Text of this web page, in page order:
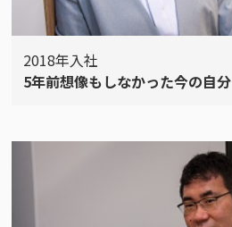
2018年入社
5年前想像もしなかった今の自分